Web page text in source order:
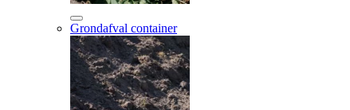
Grondafval container